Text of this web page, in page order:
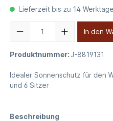
Lieferzeit bis zu 14 Werktage
In den
Produktnummer: J-8819131
Idealer Sonnenschutz für den
und 6 Sitzer
Beschreibung